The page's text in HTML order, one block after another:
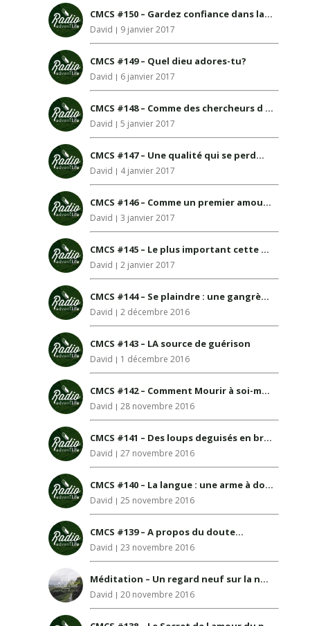
CMCS #150 – Gardez confiance dans la tourmente
David 9 janvier 2017
CMCS #149 – Quel dieu adores-tu?
David 6 janvier 2017
CMCS #148 – Comme des chercheurs d or…
David 5 janvier 2017
CMCS #147 – Une qualité qui se perd…
David 4 janvier 2017
CMCS #146 – Comme un premier amour…
David 3 janvier 2017
CMCS #145 – Le plus important cette année…
David 2 janvier 2017
CMCS #144 – Se plaindre : une gangrène pour ta vie
David 2 décembre 2016
CMCS #143 – LA source de guérison
David 1 décembre 2016
CMCS #142 – Comment Mourir à soi-mème ?
David 28 novembre 2016
CMCS #141 – Des loups deguisés en brebis…
David 27 novembre 2016
CMCS #140 – La langue : une arme à double tranchant
David 25 novembre 2016
CMCS #139 – A propos du doute…
David 23 novembre 2016
Méditation – Un regard neuf sur la nouvelle Jérusalem
David 20 novembre 2016